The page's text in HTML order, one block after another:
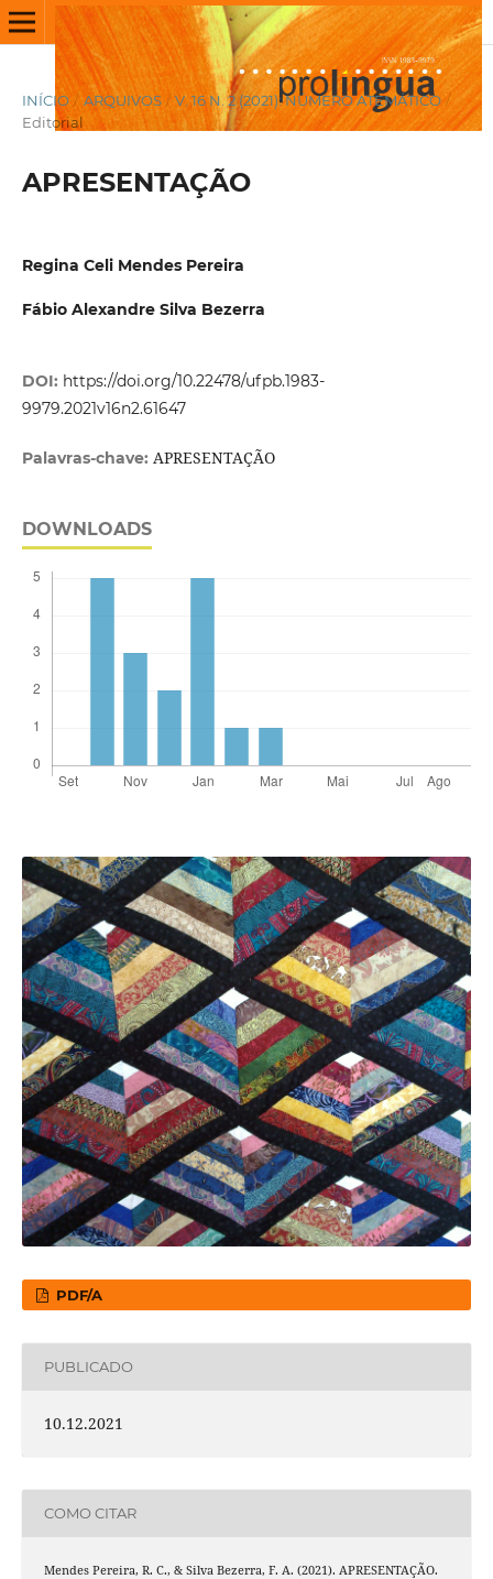
INÍCIO / ARQUIVOS / V. 16 N. 2 (2021): NÚMERO ATEMÁTICO /
Editorial
APRESENTAÇÃO
Regina Celi Mendes Pereira
Fábio Alexandre Silva Bezerra
DOI: https://doi.org/10.22478/ufpb.1983-
9979.2021v16n2.61647
Palavras-chave: APRESENTAÇÃO
DOWNLOADS
PDF/A
PUBLICADO
10.12.2021
COMO CITAR
Mendes Pereira, R. C., & Silva Bezerra, F. A. (2021). APRESENTAÇÃO.